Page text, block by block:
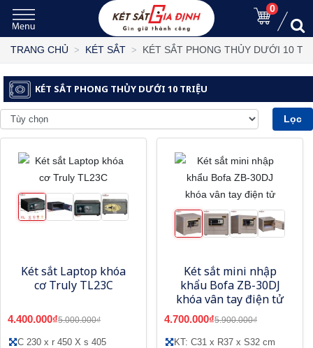
0
TRANG CHỦ KÉT SẮT KÉT SẮT PHONG THỦY DƯỚI 10
KÉT SẮT PHONG THỦY DƯỚI 10 TRIỆU
Lọc
Két sắt Laptop khóa
cơ Truly TL23C
4.400.000₫5.000.000₫
C 230 x r 450 X s 405
Két sắt mini nhập
khẩu Bofa ZB-30DJ
khóa vân tay điện tử
4.700.000₫5.900.000₫
KT: C31 x R37 x S32 cm